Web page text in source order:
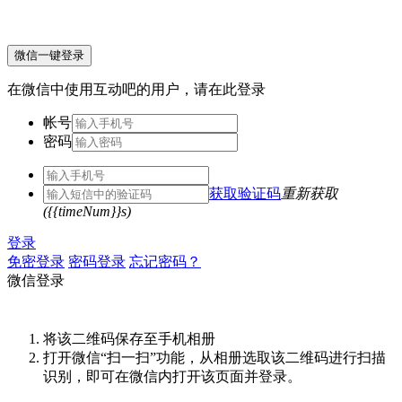
微信一键登录
在微信中使用互动吧的用户，请在此登录
帐号
密码
获取验证码重新获取
({{timeNum}}s)
登录
免密登录 密码登录 忘记密码？
微信登录
将该二维码保存至手机相册
打开微信“扫一扫”功能，从相册选取该二维码进行扫描
识别，即可在微信内打开该页面并登录。